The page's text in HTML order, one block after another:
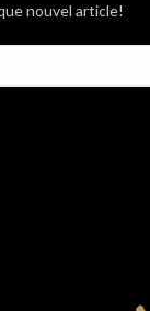
nouvel article!